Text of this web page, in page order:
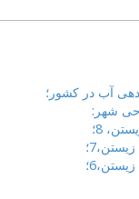
آب در کشور؛
شهر:
8؛